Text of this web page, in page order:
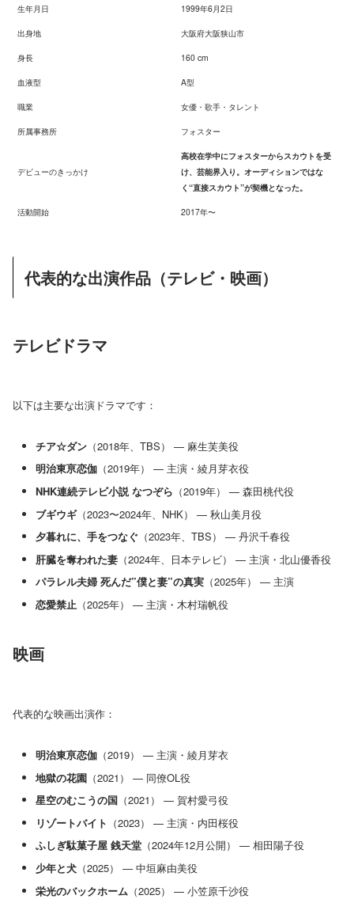
生年月日 1999年6月2日
出身地 大阪府大阪狭山市
身長 160 cm
血液型 A型
職業 女優・歌手・タレント
所属事務所 フォスター
デビューのきっかけ
高校在学中にフォスターからスカウトを受
け、芸能界入り。オーディションではな
く“直接スカウト”が契機となった。
活動開始 2017年〜
代表的な出演作品（テレビ・映画）
テレビドラマ
以下は主要な出演ドラマです：
チア☆ダン（2018年、TBS） — 麻生芙美役
明治東亰恋伽（2019年） — 主演・綾月芽衣役
NHK連続テレビ小説 なつぞら （2019年） — 森田桃代役
ブギウギ（2023〜2024年、NHK） — 秋山美月役
夕暮れに、手をつなぐ （2023年、TBS） — 丹沢千春役
肝臓を奪われた妻（2024年、日本テレビ） — 主演・北山優香役
パラレル夫婦 死んだ”僕と妻”の真実（2025年） — 主演
恋愛禁止（2025年） — 主演・木村瑞帆役
映画
代表的な映画出演作：
明治東亰恋伽（2019） — 主演・綾月芽衣
地獄の花園（2021） — 同僚OL役
星空のむこうの国（2021） — 賀村愛弓役
リゾートバイト （2023） — 主演・内田桜役
ふしぎ駄菓子屋 銭天堂（2024年12月公開） — 相田陽子役
少年と犬（2025） — 中垣麻由美役
栄光のバックホーム （2025） — 小笠原千沙役